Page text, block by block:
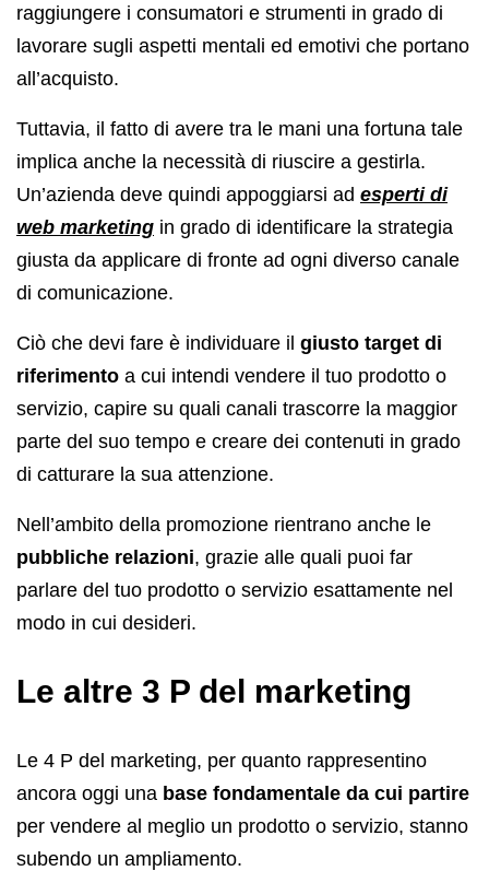
raggiungere i consumatori e strumenti in grado di
lavorare sugli aspetti mentali ed emotivi che portano
all’acquisto.
Tuttavia, il fatto di avere tra le mani una fortuna tale
implica anche la necessità di riuscire a gestirla.
Un’azienda deve quindi appoggiarsi ad esperti di
web marketing in grado di identificare la strategia
giusta da applicare di fronte ad ogni diverso canale
di comunicazione.
Ciò che devi fare è individuare il giusto target di
riferimento a cui intendi vendere il tuo prodotto o
servizio, capire su quali canali trascorre la maggior
parte del suo tempo e creare dei contenuti in grado
di catturare la sua attenzione.
Nell’ambito della promozione rientrano anche le
pubbliche relazioni, grazie alle quali puoi far
parlare del tuo prodotto o servizio esattamente nel
modo in cui desideri.
Le altre 3 P del marketing
Le 4 P del marketing, per quanto rappresentino
ancora oggi una base fondamentale da cui partire
per vendere al meglio un prodotto o servizio, stanno
subendo un ampliamento.